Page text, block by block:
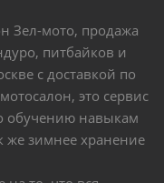
Зел-мото, продажа
питбайков и
с доставкой по
это сервис
обучению навыкам
же зимнее хранение